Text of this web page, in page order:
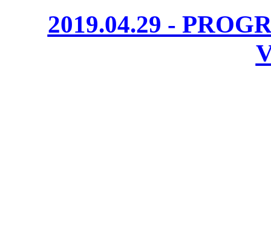
2019.04.29 -